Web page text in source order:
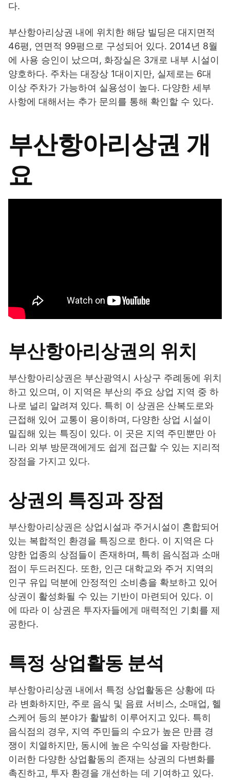
다.
부산항아리상권 내에 위치한 해당 빌딩은 대지면적
46평, 연면적 99평으로 구성되어 있다. 2014년 8월
에 사용 승인이 났으며, 화장실은 3개로 내부 시설이
양호하다. 주차는 대장상 1대이지만, 실제로는 6대
이상 주차가 가능하여 실용성이 높다. 다양한 세부
사항에 대해서는 추가 문의를 통해 확인할 수 있다.
부산항아리상권 개
요
부산항아리상권의 위치
부산항아리상권은 부산광역시 사상구 주례동에 위치
하고 있으며, 이 지역은 부산의 주요 상업 지역 중 하
나로 널리 알려져 있다. 특히 이 상권은 산복도로와
근접해 있어 교통이 용이하며, 다양한 상업 시설이
밀집해 있는 특징이 있다. 이 곳은 지역 주민뿐만 아
니라 외부 방문객에게도 쉽게 접근할 수 있는 지리적
장점을 가지고 있다.
상권의 특징과 장점
부산항아리상권은 상업시설과 주거시설이 혼합되어
있는 복합적인 환경을 특징으로 한다. 이 지역은 다
양한 업종의 상점들이 존재하며, 특히 음식점과 소매
점이 두드러진다. 또한, 인근 대학교와 주거 지역의
인구 유입 덕분에 안정적인 소비층을 확보하고 있어
상권이 활성화될 수 있는 기반이 마련되어 있다. 이
에 따라 이 상권은 투자자들에게 매력적인 기회를 제
공한다.
특정 상업활동 분석
부산항아리상권 내에서 특정 상업활동은 상황에 따
라 변화하지만, 주로 음식 및 음료 서비스, 소매업, 헬
스케어 등의 분야가 활발히 이루어지고 있다. 특히
음식점의 경우, 지역 주민들의 수요가 높은 만큼 경
쟁이 치열하지만, 동시에 높은 수익성을 자랑한다.
이러한 다양한 상업활동의 존재는 상권의 다변화를
촉진하고, 투자 환경을 개선하는 데 기여하고 있다.